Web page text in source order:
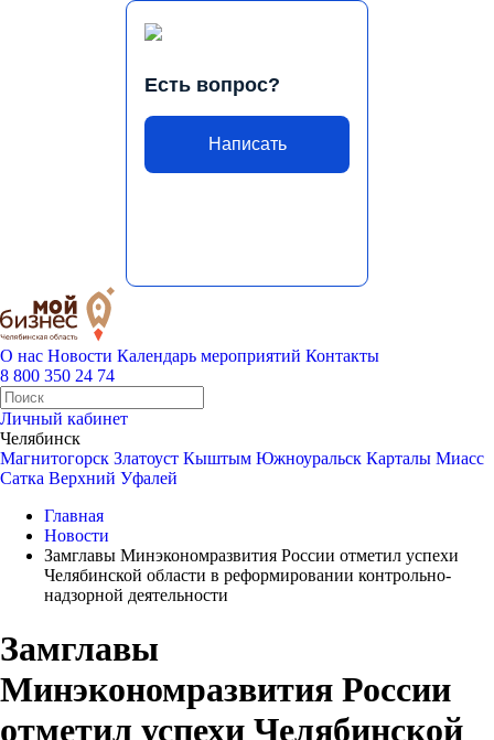
Есть вопрос?
Написать
О нас Новости Календарь мероприятий Контакты
8 800 350 24 74
Личный кабинет
Челябинск
Магнитогорск Златоуст Кыштым Южноуральск Карталы Миасс
Сатка Верхний Уфалей
Главная
Новости
Замглавы Минэкономразвития России отметил успехи
Челябинской области в реформировании контрольно-
надзорной деятельности
Замглавы
Минэкономразвития России
отметил успехи Челябинской